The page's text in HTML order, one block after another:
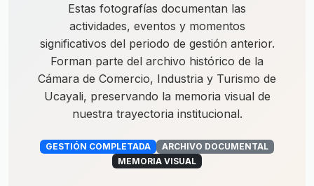
Estas fotografías documentan las
actividades, eventos y momentos
significativos del periodo de gestión anterior.
Forman parte del archivo histórico de la
Cámara de Comercio, Industria y Turismo de
Ucayali, preservando la memoria visual de
nuestra trayectoria institucional.
GESTIÓN COMPLETADA
ARCHIVO DOCUMENTAL
MEMORIA VISUAL